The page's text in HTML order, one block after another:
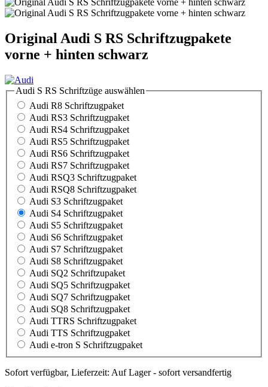
Original Audi S RS Schriftzugpakete
vorne + hinten schwarz
Audi S RS Schriftzüge auswählen
Audi R8 Schriftzugpaket
Audi RS3 Schriftzugpaket
Audi RS4 Schriftzugpaket
Audi RS5 Schriftzugpaket
Audi RS6 Schriftzugpaket
Audi RS7 Schriftzugpaket
Audi RSQ3 Schriftzugpaket
Audi RSQ8 Schriftzugpaket
Audi S3 Schriftzugpaket
Audi S4 Schriftzugpaket
Audi S5 Schriftzugpaket
Audi S6 Schriftzugpaket
Audi S7 Schriftzugpaket
Audi S8 Schriftzugpaket
Audi SQ2 Schriftzupaket
Audi SQ5 Schriftzugpaket
Audi SQ7 Schriftzugpaket
Audi SQ8 Schriftzugpaket
Audi TTRS Schriftzugpaket
Audi TTS Schriftzugpaket
Audi e-tron S Schriftzugpaket
Sofort verfügbar, Lieferzeit: Auf Lager - sofort versandfertig